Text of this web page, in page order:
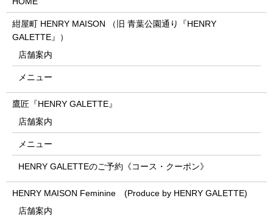
紺屋町 HENRY MAISON （旧 青葉公園通り『HENRY
GALETTE』）
店舗案内
メニュー
鷹匠『HENRY GALETTE』
店舗案内
メニュー
HENRY GALETTEのご予約《コース・クーポン》
HENRY MAISON Feminine (Produce by HENRY GALETTE)
店舗案内